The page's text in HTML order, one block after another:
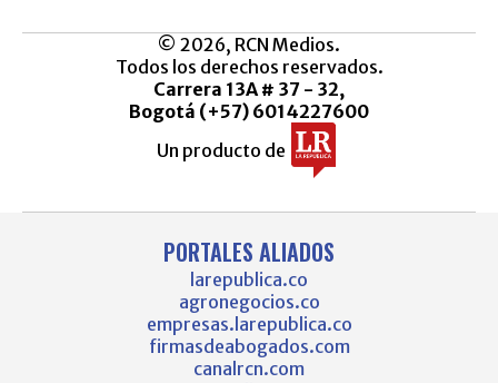
© 2026, RCN Medios.
Todos los derechos reservados.
Carrera 13A # 37 - 32,
Bogotá (+57) 6014227600
Un producto de
PORTALES ALIADOS
larepublica.co
agronegocios.co
empresas.larepublica.co
firmasdeabogados.com
canalrcn.com